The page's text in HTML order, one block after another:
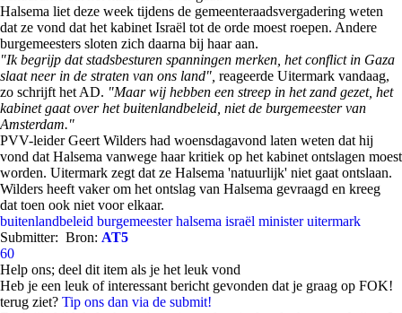
Halsema liet deze week tijdens de gemeenteraadsvergadering weten
dat ze vond dat het kabinet Israël tot de orde moest roepen. Andere
burgemeesters sloten zich daarna bij haar aan.
"Ik begrijp dat stadsbesturen spanningen merken, het conflict in Gaza
slaat neer in de straten van ons land", reageerde Uitermark vandaag,
zo schrijft het AD. "Maar wij hebben een streep in het zand gezet, het
kabinet gaat over het buitenlandbeleid, niet de burgemeester van
Amsterdam."
PVV-leider Geert Wilders had woensdagavond laten weten dat hij
vond dat Halsema vanwege haar kritiek op het kabinet ontslagen moest
worden. Uitermark zegt dat ze Halsema 'natuurlijk' niet gaat ontslaan.
Wilders heeft vaker om het ontslag van Halsema gevraagd en kreeg
dat toen ook niet voor elkaar.
buitenlandbeleid burgemeester halsema israël minister uitermark
Submitter: Bron: AT5
60
Help ons; deel dit item als je het leuk vond
Heb je een leuk of interessant bericht gevonden dat je graag op FOK!
terug ziet? Tip ons dan via de submit!